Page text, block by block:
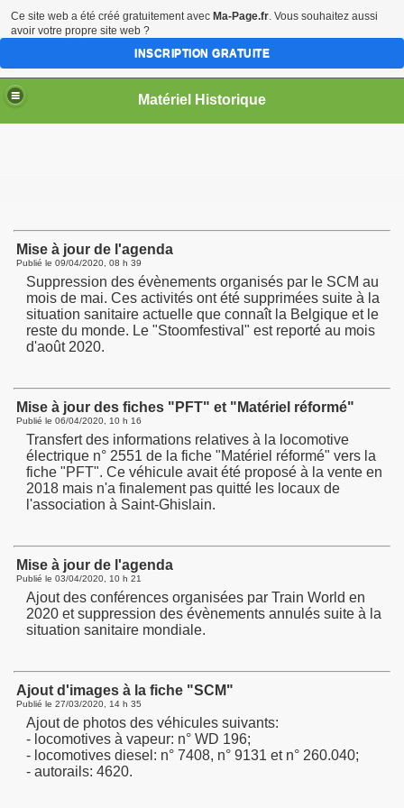
Matériel Historique
Mise à jour de l'agenda
Publié le 09/04/2020, 08 h 39
Suppression des évènements organisés par le SCM au
mois de mai. Ces activités ont été supprimées suite à la
situation sanitaire actuelle que connaît la Belgique et le
reste du monde. Le "Stoomfestival" est reporté au mois
d'août 2020.
Mise à jour des fiches "PFT" et "Matériel réformé"
Publié le 06/04/2020, 10 h 16
Transfert des informations relatives à la locomotive
électrique n° 2551 de la fiche "Matériel réformé" vers la
fiche "PFT". Ce véhicule avait été proposé à la vente en
2018 mais n'a finalement pas quitté les locaux de
l'association à Saint-Ghislain.
Mise à jour de l'agenda
Publié le 03/04/2020, 10 h 21
Ajout des conférences organisées par Train World en
2020 et suppression des évènements annulés suite à la
situation sanitaire mondiale.
Ajout d'images à la fiche "SCM"
Publié le 27/03/2020, 14 h 35
Ajout de photos des véhicules suivants:
- locomotives à vapeur: n° WD 196;
- locomotives diesel: n° 7408, n° 9131 et n° 260.040;
- autorails: 4620.
Ce site web a été créé gratuitement avec Ma-Page.fr. Vous souhaitez aussi
avoir votre propre site web ?
INSCRIPTION GRATUITE